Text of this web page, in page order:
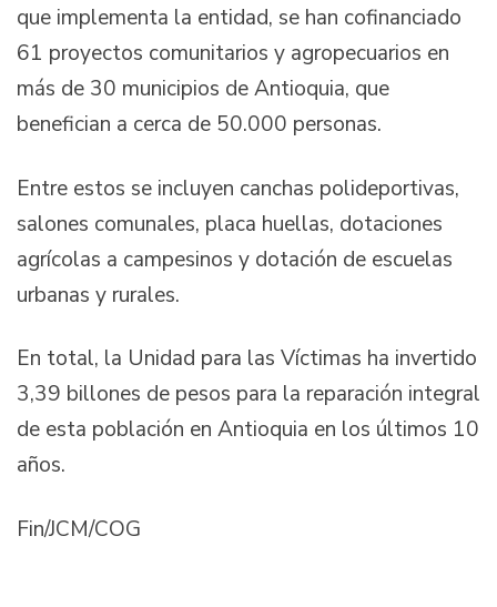
que implementa la entidad, se han cofinanciado
61 proyectos comunitarios y agropecuarios en
más de 30 municipios de Antioquia, que
benefician a cerca de 50.000 personas.
Entre estos se incluyen canchas polideportivas,
salones comunales, placa huellas, dotaciones
agrícolas a campesinos y dotación de escuelas
urbanas y rurales.
En total, la Unidad para las Víctimas ha invertido
3,39 billones de pesos para la reparación integral
de esta población en Antioquia en los últimos 10
años.
Fin/JCM/COG